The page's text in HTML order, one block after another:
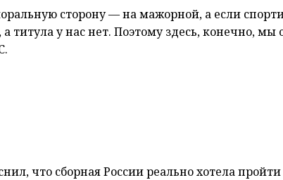
сторону — на мажорной, а если
титула у нас нет. Поэтому здесь, конечно,
что сборная России реально хотела